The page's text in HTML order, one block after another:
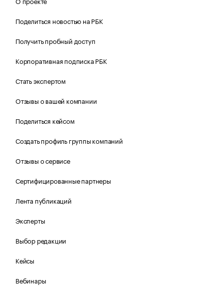
Поделиться новостью на РБК
Получить пробный доступ
Корпоративная подписка РБК
Стать экспертом
Отзывы о вашей компании
Поделиться кейсом
Создать профиль группы компаний
Отзывы о сервисе
Сертифицированные партнеры
Лента публикаций
Эксперты
Выбор редакции
Кейсы
Вебинары